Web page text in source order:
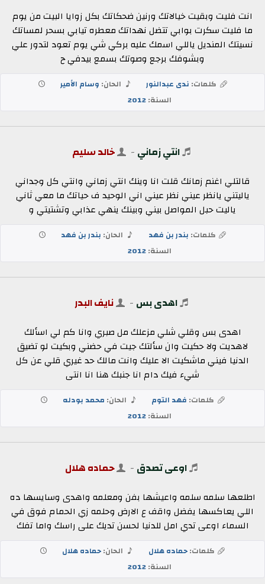
انت فليت وبقيت خيالاتك ورنين ضحكاتك بكل زوايا البيت من يوم
ما فليت سكرت بوابي تتضل نهداتك معطره تيابي بسحر لمساتك
نسيتك المنديل ياللي اسمك عليه بركي شي يوم تعود لتدور علي
وبشوفك برجع وصوتك بسمع بيدفي ح
كلمات: ندى عبدالنور الحان: وسام الأمير
السنة:2012
انتي زماني - خالد سليم
قالتلي اغنم زمانك قلت انا وينك انتي زماني وانتي كل وجداني
ياليتني يانظر عيني نظر عيني اني الوحيد ف حياتك ما معي ثاني
ياليت حبل المواصل بيني وبينك ينهي عذابي وتشتيتي و
كلمات: بندر بن فهد الحان: بندر بن فهد
السنة:2012
اهدى بس - نايف البدر
اهدى بس وقلي شلي مزعلك مل صبري وانا كم لي اسألك
لاهديت ولا حكيت وان سألتك جيت في حضني وبكيت لو تضيق
الدنيا فيني ماشكيت الا عليك وانت مالك حد غيري قلي عن كل
شيء فيك دام انا جنبك هنا انا انتى
كلمات: فهد التوم الحان: محمد بودله
السنة:2012
اوعى تصدق - حماده هلال
اطلعها سلمه سلمه واعيشها بفن ومعلمه واهدى وسايسها ده
اللي يعاكسها يفضل واقف ع الارض وحلمه زي الحمام فوق في
السماء اوعى تدي امل للدنيا لحسن تديك على راسك واما تفك
كلمات:حماده هلال الحان:حماده هلال
السنة:2012